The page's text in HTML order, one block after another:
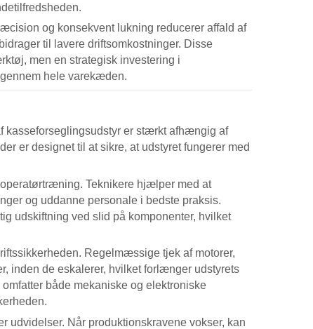
og konsekvent lukning reducerer affald af
til lavere driftsomkostninger. Disse
men en strategisk investering i
hele varekæden.
kasseforseglingsudstyr er stærkt afhængig af
er designet til at sikre, at udstyret fungerer med
Teknikere hjælper med at
og uddanne personale i bedste praksis.
udskiftning ved slid på komponenter, hvilket
Regelmæssige tjek af motorer,
inden de eskalerer, hvilket forlænger udstyrets
både mekaniske og elektroniske
udvidelser. Når produktionskravene vokser, kan